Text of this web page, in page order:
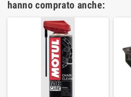
hanno comprato anche: